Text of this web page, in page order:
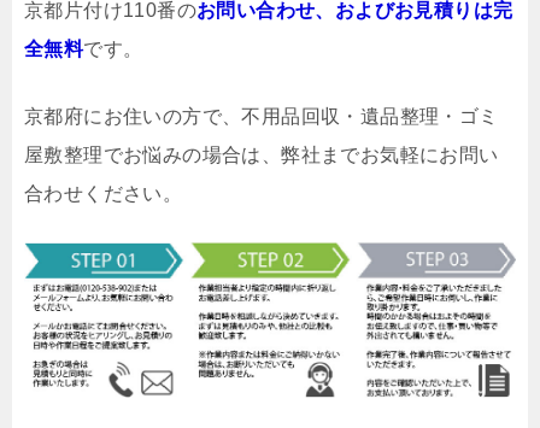
京都片付け110番のお問い合わせ、およびお見積りは完
全無料です。
京都府にお住いの方で、不用品回収・遺品整理・ゴミ
屋敷整理でお悩みの場合は、弊社までお気軽にお問い
合わせください。